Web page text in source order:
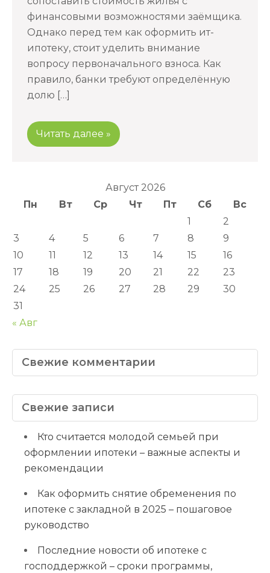
финансовыми возможностями заёмщика.
Однако перед тем как оформить ит-
ипотеку, стоит уделить внимание
вопросу первоначального взноса. Как
правило, банки требуют определённую
долю […]
Читать далее »
Август 2026
Пн
Вт Ср Чт Пт Сб
Вс
1
2
3
4 5 6 7 8
9
10
11 12 13 14 15
16
17
18 19 20 21 22
23
24
25 26 27 28 29
30
31
« Авг
Свежие комментарии
Свежие записи
Кто считается молодой семьей при
оформлении ипотеки – важные аспекты и
рекомендации
Как оформить снятие обременения по
ипотеке с закладной в 2025 – пошаговое
руководство
Последние новости об ипотеке с
господдержкой – сроки программы,